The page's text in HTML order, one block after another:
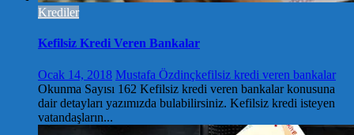
Krediler
Kefilsiz Kredi Veren Bankalar
Ocak 14, 2018 Mustafa Özdinçkefilsiz kredi veren bankalar
Okunma Sayısı 162 Kefilsiz kredi veren bankalar konusuna
dair detayları yazımızda bulabilirsiniz. Kefilsiz kredi isteyen
vatandaşların...